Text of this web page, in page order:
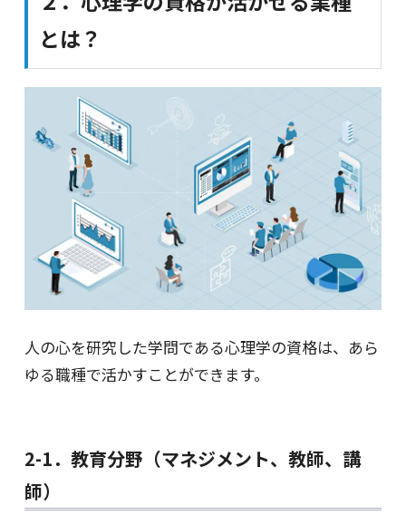
とは？
人の心を研究した学問である心理学の資格は、あら
ゆる職種で活かすことができます。
2-1．教育分野（マネジメント、教師、講
師）